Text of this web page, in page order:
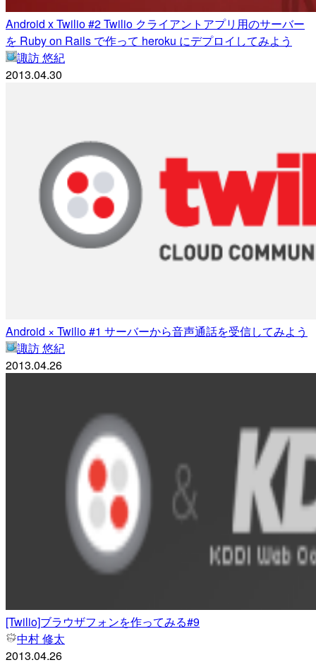
Android x Twilio #2 Twilio クライアントアプリ用のサーバー
を Ruby on Rails で作って heroku にデプロイしてみよう
諏訪 悠紀
2013.04.30
Android × Twilio #1 サーバーから音声通話を受信してみよう
諏訪 悠紀
2013.04.26
[Twilio]ブラウザフォンを作ってみる#9
中村 修太
2013.04.26